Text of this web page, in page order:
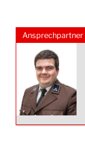
Ansprechpartner